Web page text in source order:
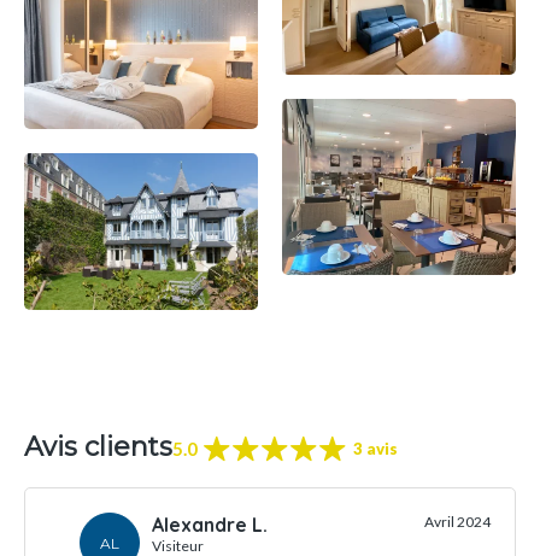
Avis clients5.0 3 avis
AL
Alexandre L.
Visiteur
Avril 2024